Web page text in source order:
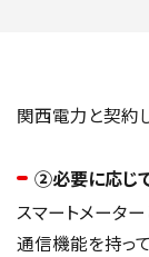
関西電力と契約
②必要に応じ
スマートメータ
通信機能を持っ